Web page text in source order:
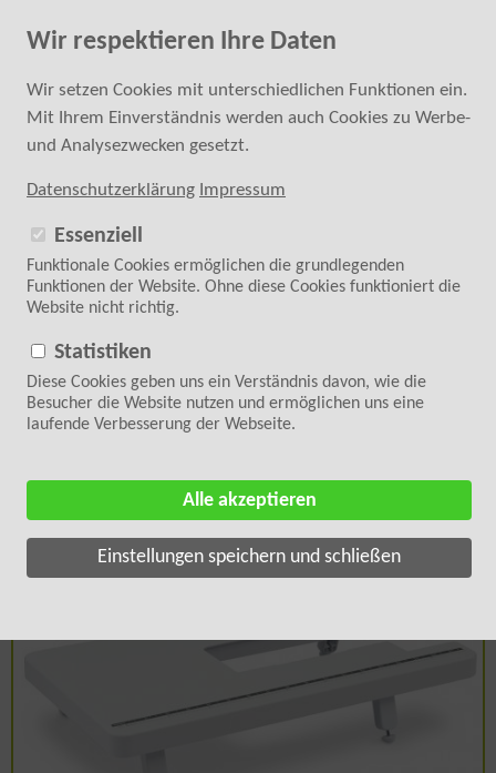
Fachkundige Hilfe bei der Kaufentscheidung
0 24 52 - 6 87 40 20
SUCHE
Zurück zur Übersicht <
Startseite>Zubehör>Nähmaschinen-Zubehör>Brother Zubehör
Wir respektieren Ihre Daten
Wir setzen Cookies mit unterschiedlichen Funktionen ein.
Mit Ihrem Einverständnis werden auch Cookies zu Werbe-
und Analysezwecken gesetzt.
Datenschutzerklärung Impressum
Essenziell
Funktionale Cookies ermöglichen die grundlegenden
Funktionen der Website. Ohne diese Cookies funktioniert die
Website nicht richtig.
Statistiken
Diese Cookies geben uns ein Verständnis davon, wie die
Besucher die Website nutzen und ermöglichen uns eine
laufende Verbesserung der Webseite.
Alle akzeptieren
Einstellungen speichern und schließen